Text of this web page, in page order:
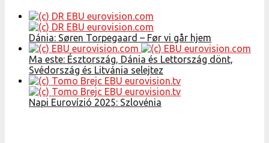
Dánia: Søren Torpegaard – Før vi går hjem
Ma este: Észtország, Dánia és Lettország dönt,
Svédország és Litvánia selejtez
Napi Eurovízió 2025: Szlovénia